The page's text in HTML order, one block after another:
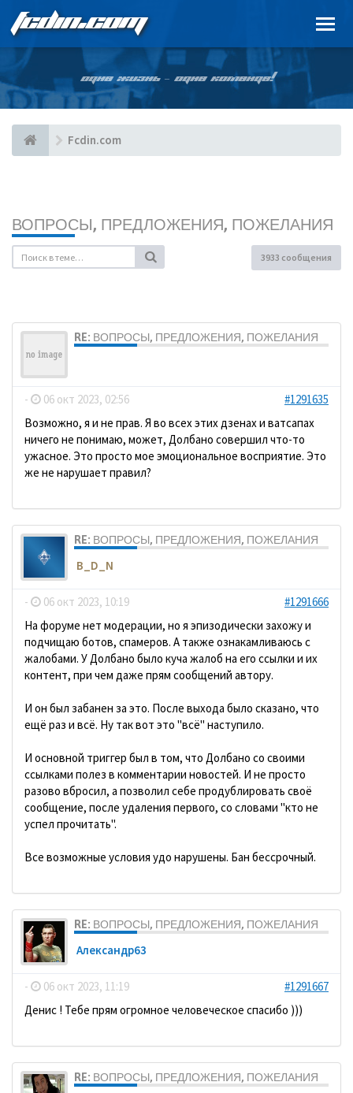
FCDIN.COM
ОДНА ЖИЗНЬ – ОДНА КОМАНДА!
Fcdin.com
ВОПРОСЫ, ПРЕДЛОЖЕНИЯ, ПОЖЕЛАНИЯ
3933 сообщения
RE: ВОПРОСЫ, ПРЕДЛОЖЕНИЯ, ПОЖЕЛАНИЯ
- 06 окт 2023, 02:56
#1291635
Возможно, я и не прав. Я во всех этих дзенах и ватсапах
ничего не понимаю, может, Долбано совершил что-то
ужасное. Это просто мое эмоциональное восприятие. Это
же не нарушает правил?
RE: ВОПРОСЫ, ПРЕДЛОЖЕНИЯ, ПОЖЕЛАНИЯ
B_D_N
- 06 окт 2023, 10:19
#1291666
На форуме нет модерации, но я эпизодически захожу и
подчищаю ботов, спамеров. А также ознакамливаюсь с
жалобами. У Долбано было куча жалоб на его ссылки и их
контент, при чем даже прям сообщений автору.
И он был забанен за это. После выхода было сказано, что
ещё раз и всё. Ну так вот это "всё" наступило.
И основной триггер был в том, что Долбано со своими
ссылками полез в комментарии новостей. И не просто
разово вбросил, а позволил себе продублировать своё
сообщение, после удаления первого, со словами "кто не
успел прочитать".
Все возможные условия удо нарушены. Бан бессрочный.
RE: ВОПРОСЫ, ПРЕДЛОЖЕНИЯ, ПОЖЕЛАНИЯ
Александр63
- 06 окт 2023, 11:19
#1291667
Денис ! Тебе прям огромное человеческое спасибо )))
RE: ВОПРОСЫ, ПРЕДЛОЖЕНИЯ, ПОЖЕЛАНИЯ